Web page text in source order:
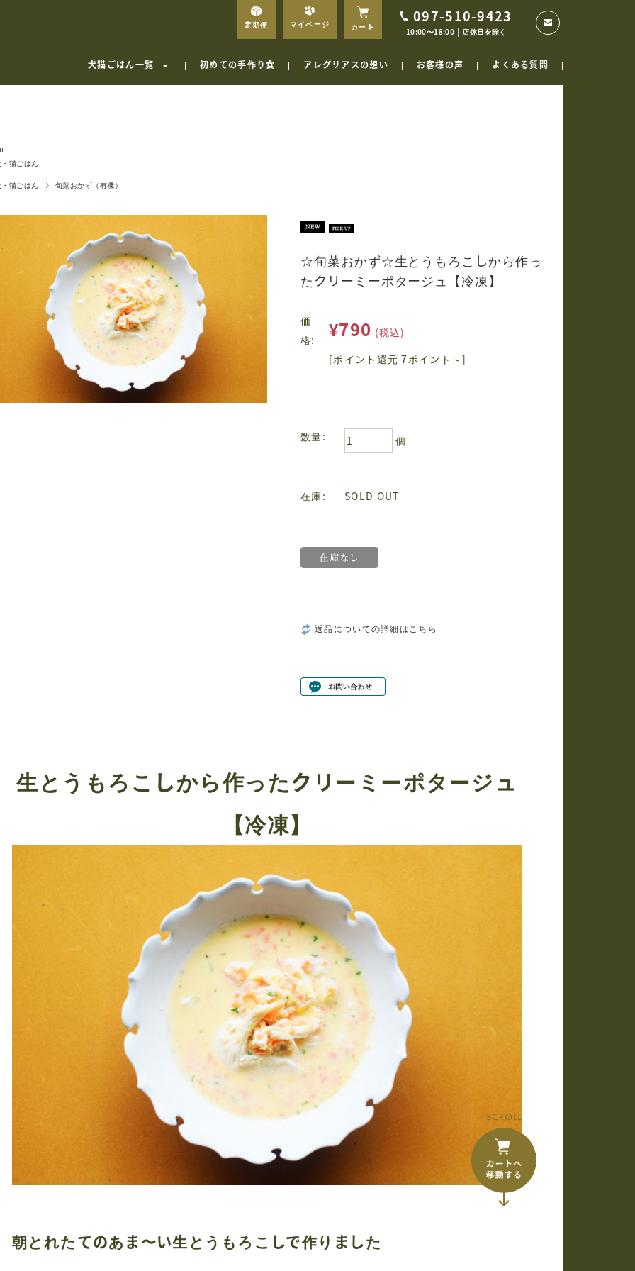
定期便 マイページ カート
097-510-9423
10:00〜18:00 │ 店休日を除く
犬猫ごはん一覧 初めての手作り食 アレグリアスの想い お客様の声 よくある質問
・猫ごはん
・猫ごはん 旬菜おかず（有機）
☆旬菜おかず☆生とうもろこしから作っ
たクリーミーポタージュ【冷凍】
価
格:
¥790 (税込)
[ポイント還元 7ポイント～]
数量: 個
在庫: SOLD OUT
返品についての詳細はこちら
生とうもろこしから作ったクリーミーポタージュ
【冷凍】
朝とれたてのあま〜い生とうもろこしで作りました